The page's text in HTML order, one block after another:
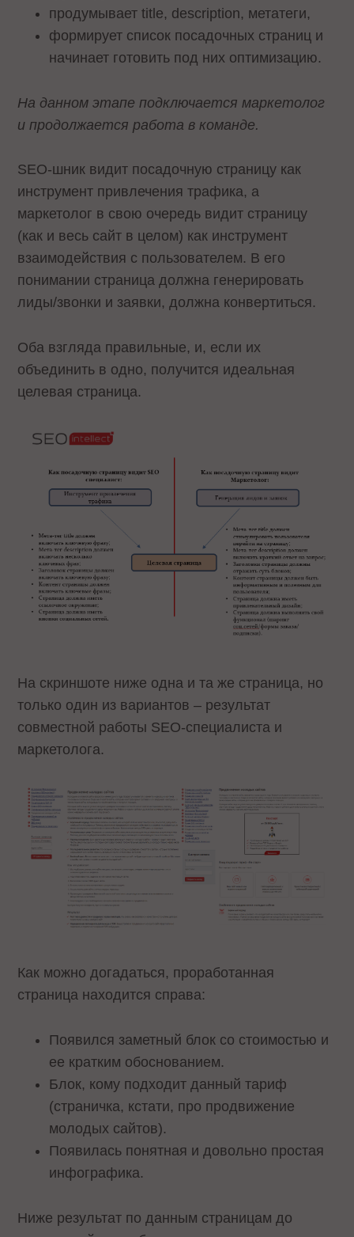
продумывает title, description, метатеги,
формирует список посадочных страниц и
начинает готовить под них оптимизацию.
На данном этапе подключается маркетолог
и продолжается работа в команде.
SEO-шник видит посадочную страницу как
инструмент привлечения трафика, а
маркетолог в свою очередь видит страницу
(как и весь сайт в целом) как инструмент
взаимодействия с пользователем. В его
понимании страница должна генерировать
лиды/звонки и заявки, должна конвертиться.
Оба взгляда правильные, и, если их
объединить в одно, получится идеальная
целевая страница.
На скриншоте ниже одна и та же страница, но
только один из вариантов – результат
совместной работы SEO-специалиста и
маркетолога.
Как можно догадаться, проработанная
страница находится справа:
Появился заметный блок со стоимостью и
ее кратким обоснованием.
Блок, кому подходит данный тариф
(страничка, кстати, про продвижение
молодых сайтов).
Появилась понятная и довольно простая
инфографика.
Ниже результат по данным страницам до